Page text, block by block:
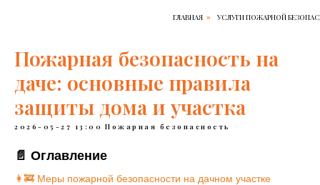
ГЛАВНАЯ » УСЛУГИ ПОЖАРНОЙ
Пожарная безопасность на
даче: основные правила
защиты дома и участка
2026-05-27 13:00 Пожарная безопасность
📄 Оглавление
👩‍🚒️ Меры пожарной безопасности на дачном участке